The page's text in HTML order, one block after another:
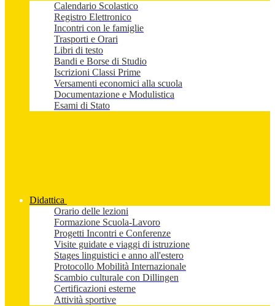
Calendario Scolastico
Registro Elettronico
Incontri con le famiglie
Trasporti e Orari
Libri di testo
Bandi e Borse di Studio
Iscrizioni Classi Prime
Versamenti economici alla scuola
Documentazione e Modulistica
Esami di Stato
Didattica
Orario delle lezioni
Formazione Scuola-Lavoro
Progetti Incontri e Conferenze
Visite guidate e viaggi di istruzione
Stages linguistici e anno all'estero
Protocollo Mobilità Internazionale
Scambio culturale con Dillingen
Certificazioni esterne
Attività sportive